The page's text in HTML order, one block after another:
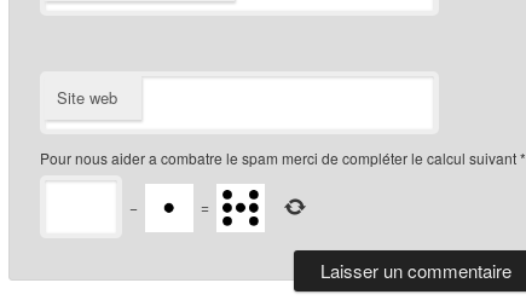
Site web
Pour nous aider a combatre le spam merci de compléter le calcul suivant*
− =